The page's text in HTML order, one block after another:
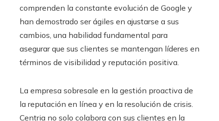
comprenden la constante evolución de Google y
han demostrado ser ágiles en ajustarse a sus
cambios, una habilidad fundamental para
asegurar que sus clientes se mantengan líderes en
términos de visibilidad y reputación positiva.
La empresa sobresale en la gestión proactiva de
la reputación en línea y en la resolución de crisis.
Centria no solo colabora con sus clientes en la